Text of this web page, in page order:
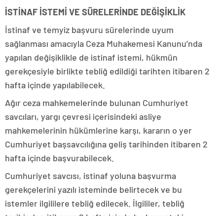
İSTİNAF İSTEMİ VE SÜRELERİNDE DEĞİŞİKLİK
İstinaf ve temyiz başvuru sürelerinde uyum
sağlanması amacıyla Ceza Muhakemesi Kanunu’nda
yapılan değişiklikle de istinaf istemi, hükmün
gerekçesiyle birlikte tebliğ edildiği tarihten itibaren 2
hafta içinde yapılabilecek.
Ağır ceza mahkemelerinde bulunan Cumhuriyet
savcıları, yargı çevresi içerisindeki asliye
mahkemelerinin hükümlerine karşı, kararın o yer
Cumhuriyet başsavcılığına geliş tarihinden itibaren 2
hafta içinde başvurabilecek.
Cumhuriyet savcısı, istinaf yoluna başvurma
gerekçelerini yazılı isteminde belirtecek ve bu
istemler ilgililere tebliğ edilecek. İlgililer, tebliğ